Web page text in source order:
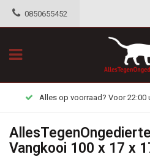
0850655452
Alles op voorraad? Voor 22:00
Vangkooi 100 x 17 x